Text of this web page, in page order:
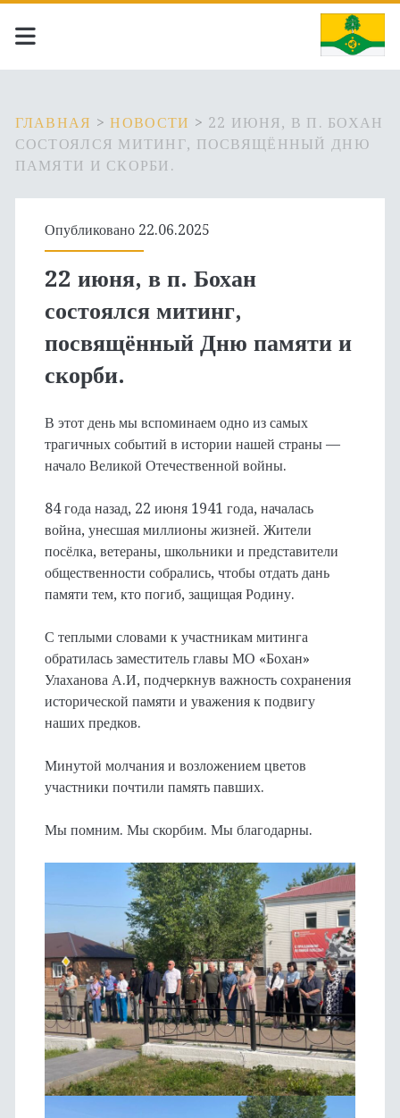
ГЛАВНАЯ >НОВОСТИ > 22 ИЮНЯ, В П. БОХАН
СОСТОЯЛСЯ МИТИНГ, ПОСВЯЩЁННЫЙ ДНЮ
ПАМЯТИ И СКОРБИ.
Опубликовано 22.06.2025
22 июня, в п. Бохан
состоялся митинг,
посвящённый Дню памяти и
скорби.
В этот день мы вспоминаем одно из самых
трагичных событий в истории нашей страны —
начало Великой Отечественной войны.
84 года назад, 22 июня 1941 года, началась
война, унесшая миллионы жизней. Жители
посёлка, ветераны, школьники и представители
общественности собрались, чтобы отдать дань
памяти тем, кто погиб, защищая Родину.
С теплыми словами к участникам митинга
обратилась заместитель главы МО «Бохан»
Улаханова А.И, подчеркнув важность сохранения
исторической памяти и уважения к подвигу
наших предков.
Минутой молчания и возложением цветов
участники почтили память павших. ⠀
Мы помним. Мы скорбим. Мы благодарны.